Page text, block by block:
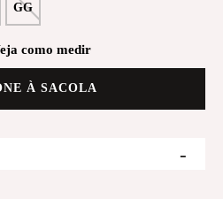
GG
como medir
À SACOLA